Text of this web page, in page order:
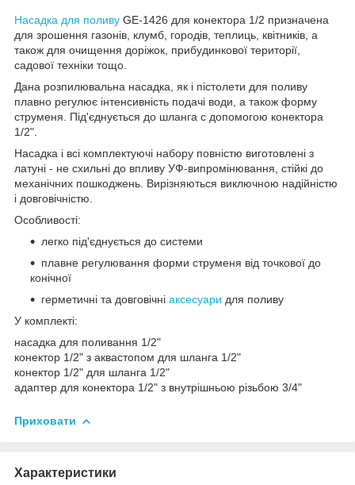
Насадка для поливу GE-1426 для конектора 1/2 призначена
для зрошення газонів, клумб, городів, теплиць, квітників, а
також для очищення доріжок, прибудинкової території,
садової техніки тощо.
Дана розпилювальна насадка, як і пістолети для поливу
плавно регулює інтенсивність подачі води, а також форму
струменя. Під'єднується до шланга с допомогою конектора
1/2".
Насадка і всі комплектуючі набору повністю виготовлені з
латуні - не схильні до впливу УФ-випромінювання, стійкі до
механічних пошкоджень. Вирізняються виключною надійністю
і довговічністю.
Особливості:
легко під'єднується до системи
плавне регулювання форми струменя від точкової до
конічної
герметичні та довговічні аксесуари для поливу
У комплекті:
насадка для поливання 1/2"
конектор 1/2" з аквастопом для шланга 1/2"
конектор 1/2" для шланга 1/2"
адаптер для конектора 1/2" з внутрішньою різьбою 3/4"
Приховати
Характеристики